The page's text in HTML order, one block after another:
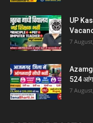
UP
7
524
7